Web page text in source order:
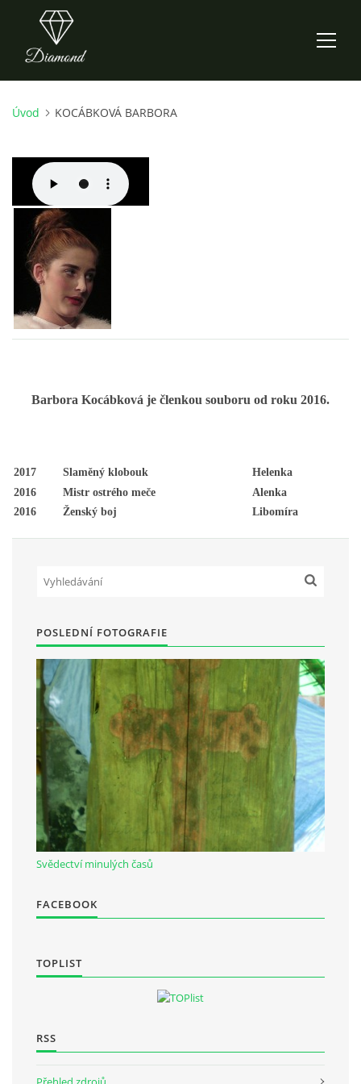
ÚVOD
AKTUALITY
O NÁS
HISTORIE
CO NOVÉHO ZKOUŠÍME
HRY OD ROKU 1973
FOTOALBUM
DOKUMENTY OVJK
Občanská vzdělávací jednota "Komenský" v Choceradech z.s.
Chocerady 4
257 24 Chocerady
IČ: 498 28 614
© 2026 eStránky.cz
Úvod KOCÁBKOVÁ BARBORA
Barbora Kocábková je členkou souboru od roku 2016.
2017 Slaměný klobouk
Helenka
2016
Mistr ostrého meče
Alenka
2016
Ženský boj Libomíra
POSLEDNÍ FOTOGRAFIE
Svědectví minulých časů
FACEBOOK
TOPLIST
RSS